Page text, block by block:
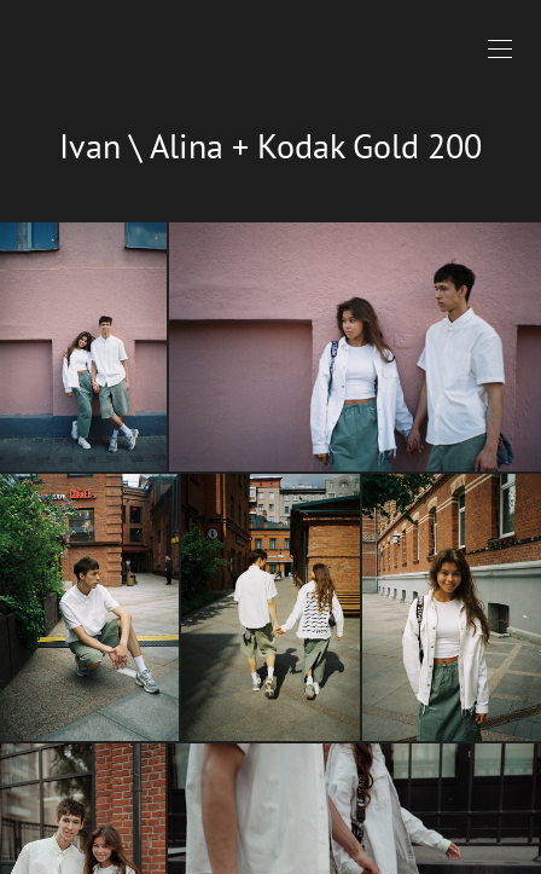
Ivan \ Alina + Kodak Gold 200